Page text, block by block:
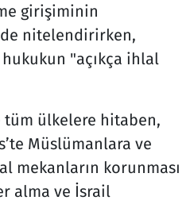
girişiminin
nitelendirirken,
"açıkça ihlal
ülkelere hitaben,
Müslümanlara ve
mekanların korunması
alma ve İsrail